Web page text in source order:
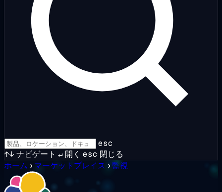
esc
↑↓ ナビゲート ↵ 開く esc 閉じる
ホーム › マーケットプレイス › 監視